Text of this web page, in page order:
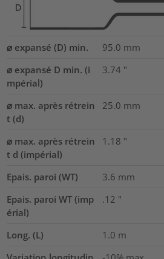
⌀ expansé (D) min. 95.0 mm
⌀ expansé D min. (i
mpérial)
3.74 "
⌀ max. après rétrein
t (d)
25.0 mm
⌀ max. après rétrein
t d (impérial)
1.18 "
Epais. paroi (WT) 3.6 mm
Epais. paroi WT (imp
érial)
.12 "
Long. (L) 1.0 m